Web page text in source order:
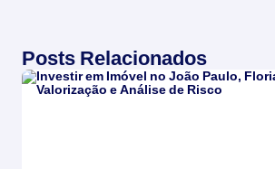
Posts Relacionados